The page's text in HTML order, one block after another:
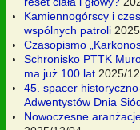
Kamiennogórscy i
wspólnych patroli
Czasopismo
Schronisko PTTK
ma już 100 lat 2025/
45. spacer
Adwentystów Dnia
Nowoczesne